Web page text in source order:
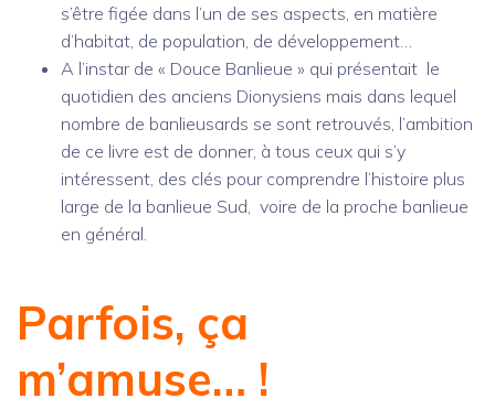
s’être figée dans l’un de ses aspects, en matière
d’habitat, de population, de développement…
A l’instar de « Douce Banlieue » qui présentait le
quotidien des anciens Dionysiens mais dans lequel
nombre de banlieusards se sont retrouvés, l’ambition
de ce livre est de donner, à tous ceux qui s’y
intéressent, des clés pour comprendre l’histoire plus
large de la banlieue Sud, voire de la proche banlieue
en général.
Parfois, ça
m’amuse… !